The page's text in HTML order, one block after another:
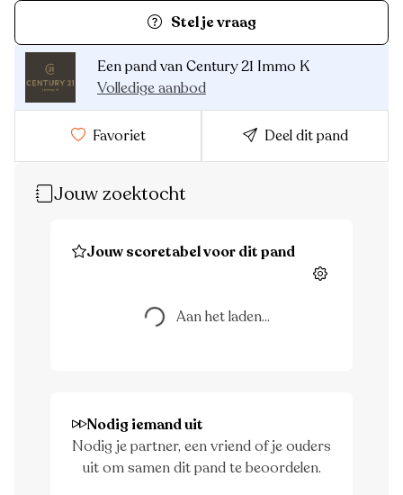
Stel je vraag
Een pand van Century 21 Immo K
Volledige aanbod
Favoriet Deel dit pand
Jouw zoektocht
Jouw scoretabel voor dit pand
Instellingen
Aan het laden...Aan het laden...
Nodig iemand uit
Nodig je partner, een vriend of je ouders
uit om samen dit pand te beoordelen.